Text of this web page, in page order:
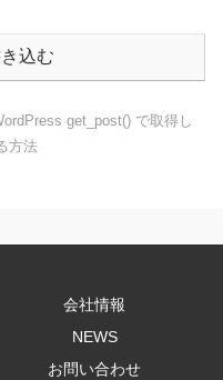
込む
get_post() で取得し
方法
会社情報
NEWS
お問い合わせ